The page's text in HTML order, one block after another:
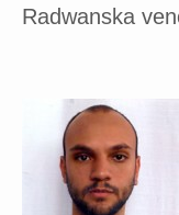
Radwanska